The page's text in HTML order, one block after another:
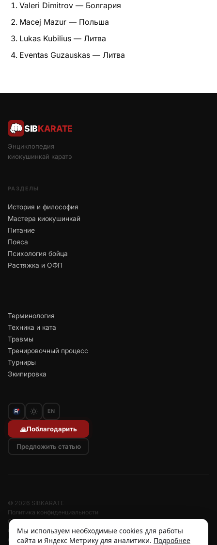
Valeri Dimitrov — Болгария
Macej Mazur — Польша
Lukas Kubilius — Литва
Eventas Guzauskas — Литва
SIBKARATE
Энциклопедия
киокушинкай каратэ
РАЗДЕЛЫ
История и философия
Мастера киокушинкай
Питание
Пояса
Психология бойца
Растяжка и ОФП
Терминология
Техника и ката
Травмы
Тренировочный процесс
Турниры
Экипировка
EN
🙏Поблагодарить
Предложить статью
© 2026 SIBKARATE
Политика конфиденциальности
Отписаться от рассылок
Согласие на обработку персональных данных
Согласие на рассылку
Мы используем необходимые cookies для работы
сайта и Яндекс Метрику для аналитики. Подробнее